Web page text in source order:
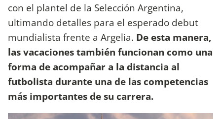
con el plantel de la Selección Argentina,
ultimando detalles para el esperado debut
mundialista frente a Argelia. De esta manera,
las vacaciones también funcionan como una
forma de acompañar a la distancia al
futbolista durante una de las competencias
más importantes de su carrera.